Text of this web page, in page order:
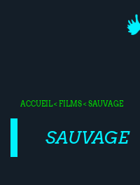
ACCUEIL< FILMS< SAUVAGE
SAUVAGE